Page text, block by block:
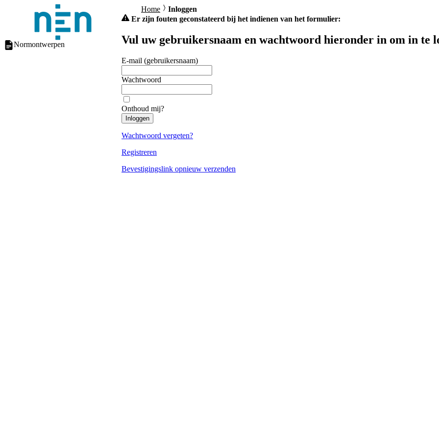
Normontwerpen
Home
Inloggen
Er zijn fouten geconstateerd bij het indienen van het formulier:
Vul uw gebruikersnaam en wachtwoord hieronder in om in te
E-mail (gebruikersnaam)
Wachtwoord
Onthoud mij?
Inloggen
Wachtwoord vergeten?
Registreren
Bevestigingslink opnieuw verzenden